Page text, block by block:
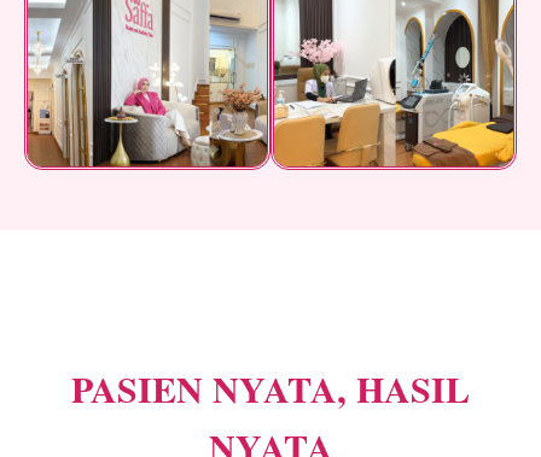
PASIEN NYATA, HASIL
NYATA